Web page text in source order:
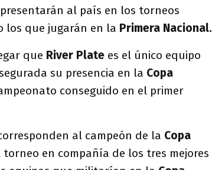
al país en los torneos
los que jugarán en la Primera Nacional.
que River Plate es el único equipo
su presencia en la Copa
conseguido en el primer
al campeón de la Copa
en compañía de los tres mejores